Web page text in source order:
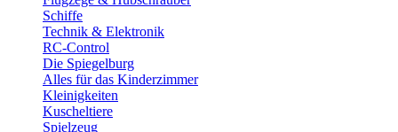
Schiffe
Technik & Elektronik
RC-Control
Die Spiegelburg
Alles für das Kinderzimmer
Kleinigkeiten
Kuscheltiere
Spielzeug